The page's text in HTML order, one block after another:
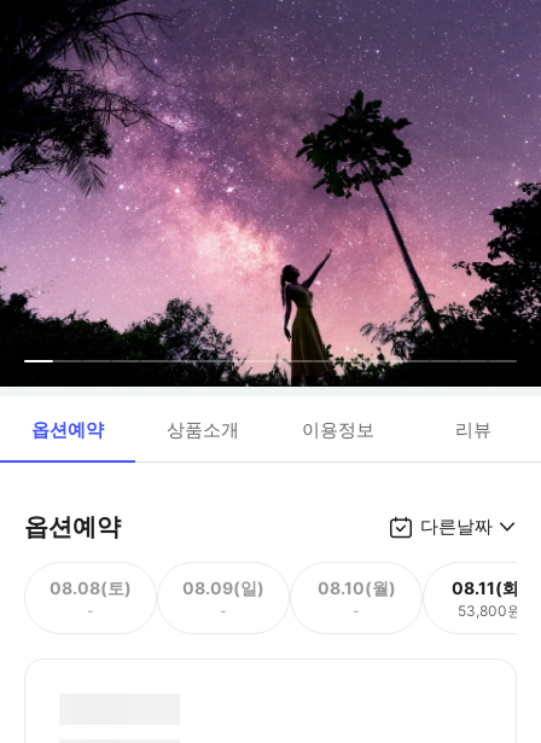
옵션예약 상품소개 이용정보 리뷰
옵션예약 다른날짜
08.08(토)
-
08.09(일)
-
08.10(월)
-
08.11(화)
53,800원